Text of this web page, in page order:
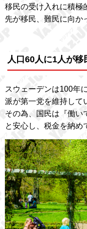
移民の受け入れに積極
先が移民、難民に向か
人口60人に1人が移
スウェーデンは100年
派が第一党を維持して
その為、国民は『働い
と安心し、税金を納め